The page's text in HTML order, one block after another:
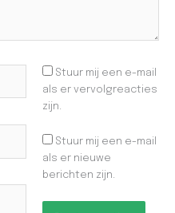
Stuur mij een e-mail
als er vervolgreacties
zijn.
Stuur mij een e-mail
als er nieuwe
berichten zijn.